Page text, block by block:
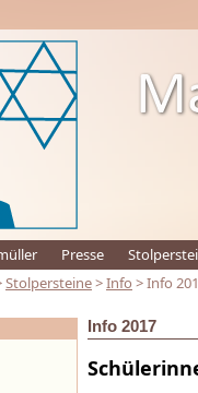
Presse
Stolpersteine>Info > Info
Info 2017